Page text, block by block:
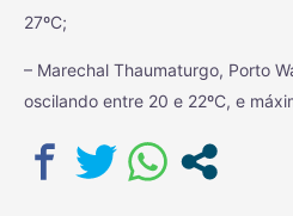
27ºC;
– Marechal Thaumaturgo, Porto
oscilando entre 20 e 22ºC, e